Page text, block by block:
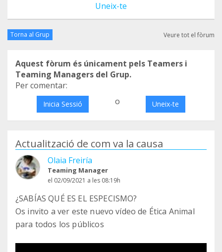
Uneix-te
Torna al Grup Veure tot el fòrum
Aquest fòrum és únicament pels Teamers i
Teaming Managers del Grup.
Per comentar:
Inicia Sessió o Uneix-te
Actualització de com va la causa
Olaia Freiría
Teaming Manager
el 02/09/2021 a les 08:19h
¿SABÍAS QUÉ ES EL ESPECISMO?
Os invito a ver este nuevo vídeo de Ética Animal
para todos los públicos